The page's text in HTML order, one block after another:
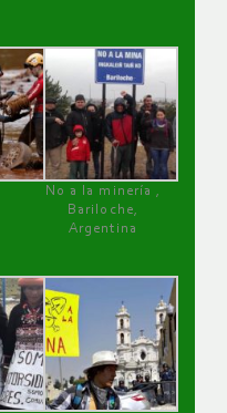
No a la minería ,
Bariloche,
Argentina